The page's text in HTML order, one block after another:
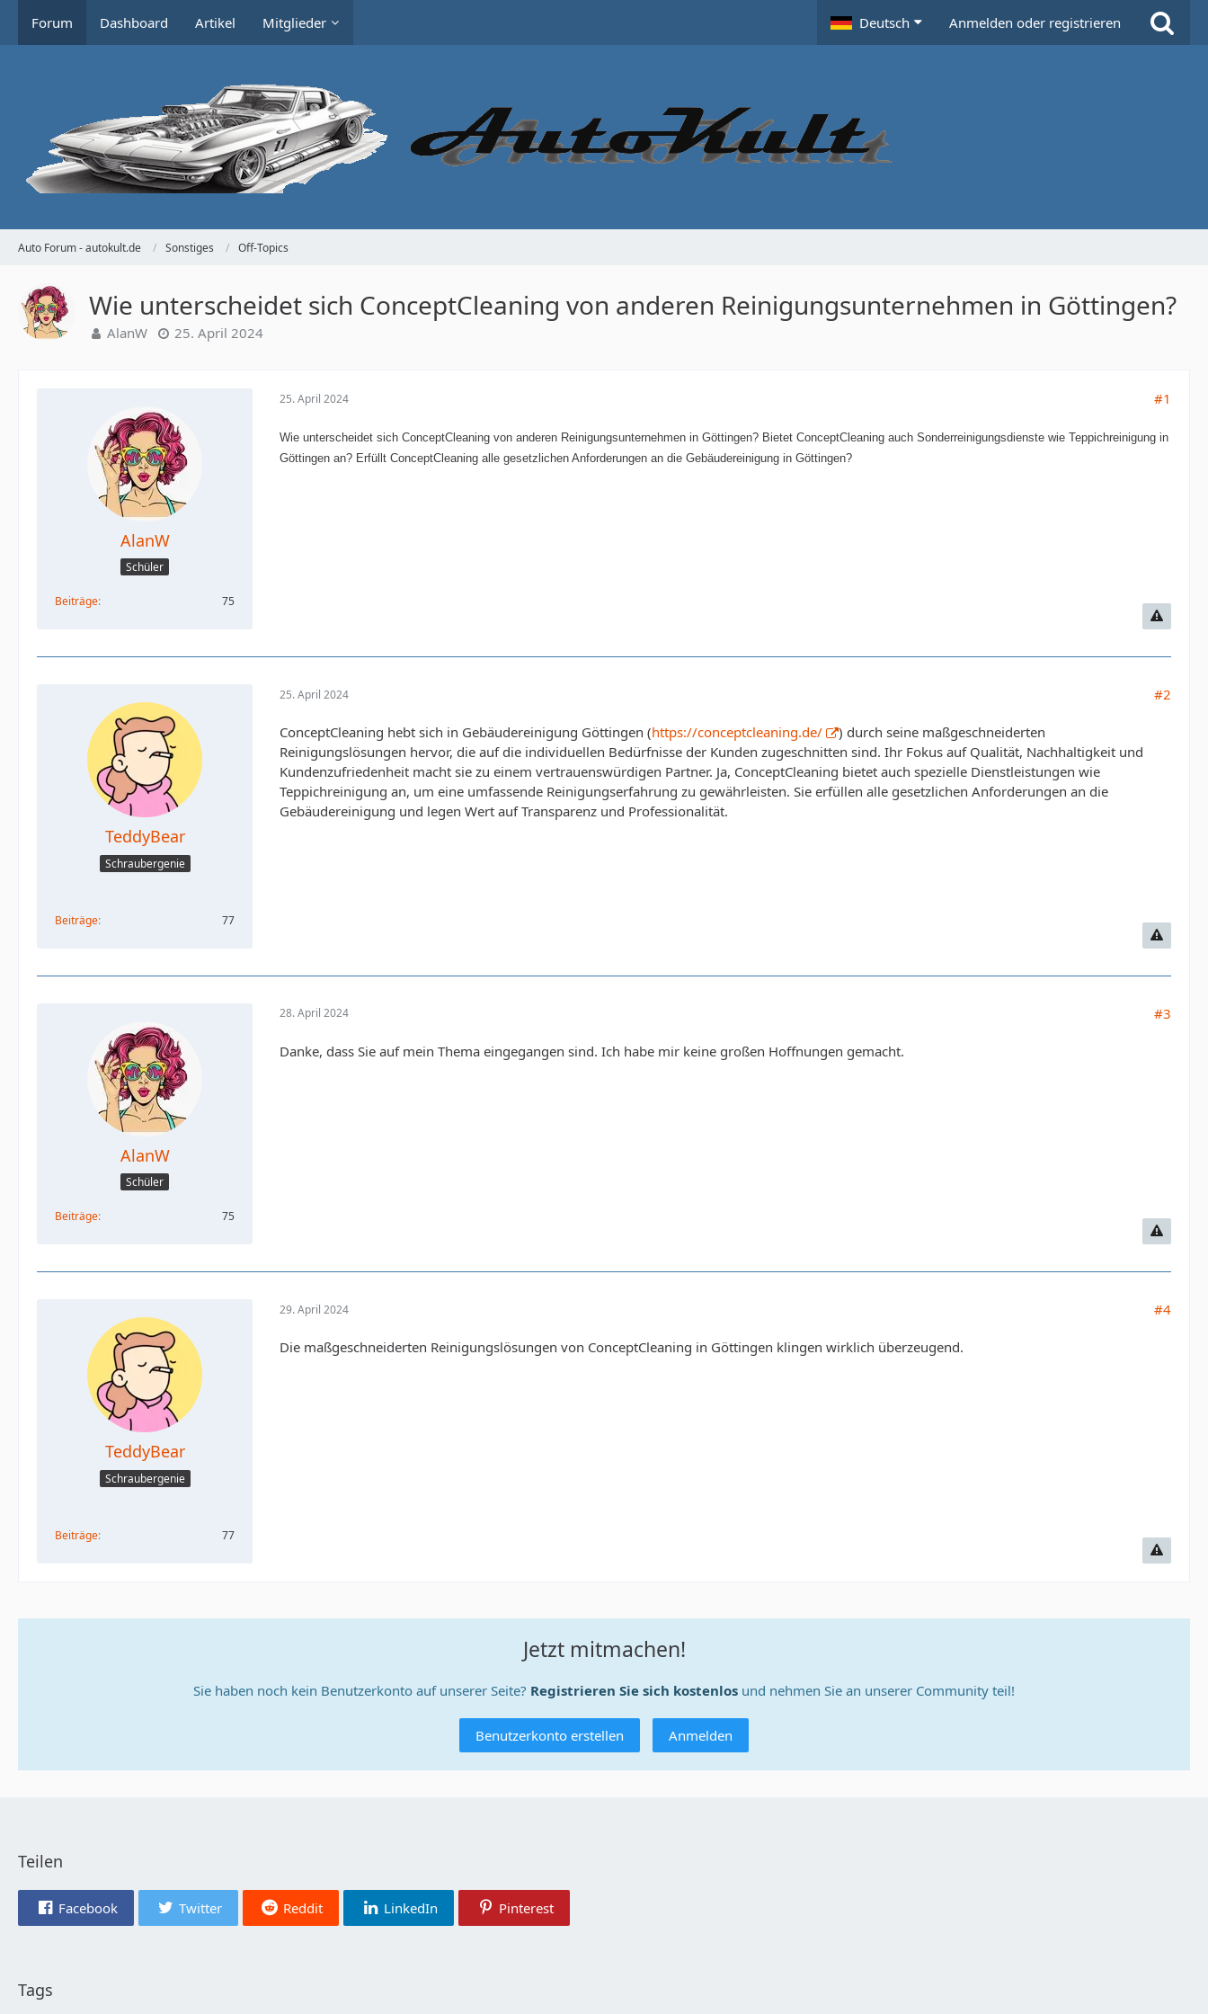
Forum Dashboard Artikel Mitglieder Deutsch Anmelden oder registrieren
Auto Forum - autokult.de Sonstiges Off-Topics
Wie unterscheidet sich ConceptCleaning von anderen Reinigungsunternehmen in Göttingen?
AlanW 25. April 2024
AlanW
Schüler
Beiträge 75
25. April 2024 #1
Wie unterscheidet sich ConceptCleaning von anderen Reinigungsunternehmen in Göttingen? Bietet ConceptCleaning auch Sonderreinigungsdienste wie Teppichreinigung in
Göttingen an? Erfüllt ConceptCleaning alle gesetzlichen Anforderungen an die Gebäudereinigung in Göttingen?
TeddyBear
Schraubergenie
Beiträge 77
25. April 2024 #2
ConceptCleaning hebt sich in Gebäudereinigung Göttingen (https://conceptcleaning.de/
) durch seine maßgeschneiderten
Reinigungslösungen hervor, die auf die individuellen Bedürfnisse der Kunden zugeschnitten sind. Ihr Fokus auf Qualität, Nachhaltigkeit und
Kundenzufriedenheit macht sie zu einem vertrauenswürdigen Partner. Ja, ConceptCleaning bietet auch spezielle Dienstleistungen wie
Teppichreinigung an, um eine umfassende Reinigungserfahrung zu gewährleisten. Sie erfüllen alle gesetzlichen Anforderungen an die
Gebäudereinigung und legen Wert auf Transparenz und Professionalität.
AlanW
Schüler
Beiträge 75
28. April 2024 #3
Danke, dass Sie auf mein Thema eingegangen sind. Ich habe mir keine großen Hoffnungen gemacht.
TeddyBear
Schraubergenie
Beiträge 77
29. April 2024 #4
Die maßgeschneiderten Reinigungslösungen von ConceptCleaning in Göttingen klingen wirklich überzeugend.
Jetzt mitmachen!
Sie haben noch kein Benutzerkonto auf unserer Seite? Registrieren Sie sich kostenlos und nehmen Sie an unserer Community teil!
Benutzerkonto erstellen Anmelden
Teilen
Facebook Twitter Reddit LinkedIn Pinterest
Tags